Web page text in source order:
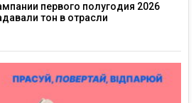
первого полугодия 2026
тон в отрасли